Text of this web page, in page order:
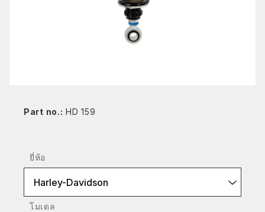
Part no.: HD 159
ยี่ห้อ
Harley-Davidson
โมเดล